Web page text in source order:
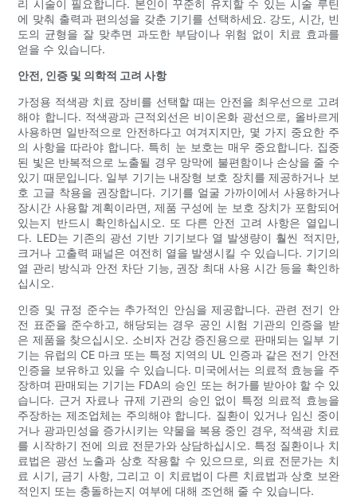
리 시술이 필요합니다. 본인이 꾸준히 유지할 수 있는 시술 루틴
에 맞춰 출력과 편의성을 갖춘 기기를 선택하세요. 강도, 시간, 빈
도의 균형을 잘 맞추면 과도한 부담이나 위험 없이 치료 효과를
얻을 수 있습니다.
안전, 인증 및 의학적 고려 사항
가정용 적색광 치료 장비를 선택할 때는 안전을 최우선으로 고려
해야 합니다. 적색광과 근적외선은 비이온화 광선으로, 올바르게
사용하면 일반적으로 안전하다고 여겨지지만, 몇 가지 중요한 주
의 사항을 따라야 합니다. 특히 눈 보호는 매우 중요합니다. 집중
된 빛은 반복적으로 노출될 경우 망막에 불편함이나 손상을 줄 수
있기 때문입니다. 일부 기기는 내장형 보호 장치를 제공하거나 보
호 고글 착용을 권장합니다. 기기를 얼굴 가까이에서 사용하거나
장시간 사용할 계획이라면, 제품 구성에 눈 보호 장치가 포함되어
있는지 반드시 확인하십시오. 또 다른 안전 고려 사항은 열입니
다. LED는 기존의 광선 기반 기기보다 열 발생량이 훨씬 적지만,
크거나 고출력 패널은 여전히 ​​열을 발생시킬 수 있습니다. 기기의
열 관리 방식과 안전 차단 기능, 권장 최대 사용 시간 등을 확인하
십시오.
인증 및 규정 준수는 추가적인 안심을 제공합니다. 관련 전기 안
전 표준을 준수하고, 해당되는 경우 공인 시험 기관의 인증을 받
은 제품을 찾으십시오. 소비자 건강 증진용으로 판매되는 일부 기
기는 유럽의 CE 마크 또는 특정 지역의 UL 인증과 같은 전기 안전
인증을 보유하고 있을 수 있습니다. 미국에서는 의료적 효능을 주
장하며 판매되는 기기는 FDA의 승인 또는 허가를 받아야 할 수 있
습니다. 근거 자료나 규제 기관의 승인 없이 특정 의료적 효능을
주장하는 제조업체는 주의해야 합니다. 질환이 있거나 임신 중이
거나 광과민성을 증가시키는 약물을 복용 중인 경우, 적색광 치료
를 시작하기 전에 의료 전문가와 상담하십시오. 특정 질환이나 치
료법은 광선 노출과 상호 작용할 수 있으므로, 의료 전문가는 치
료 시기, 금기 사항, 그리고 이 치료법이 다른 치료법과 상호 보완
적인지 또는 충돌하는지 여부에 대해 조언해 줄 수 있습니다.